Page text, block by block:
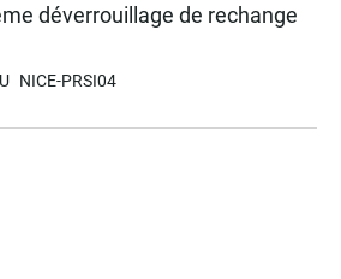
déverrouillage de rechange
NICE-PRSI04